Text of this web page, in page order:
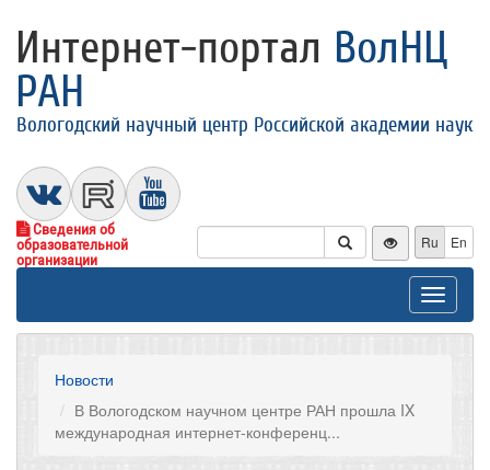
Интернет-портал ВолНЦ
РАН
Вологодский научный центр Российской академии наук
Сведения об
образовательной
организации
Ru En
Toggle
Новости
В Вологодском научном центре РАН прошла IX
международная интернет-конференц...